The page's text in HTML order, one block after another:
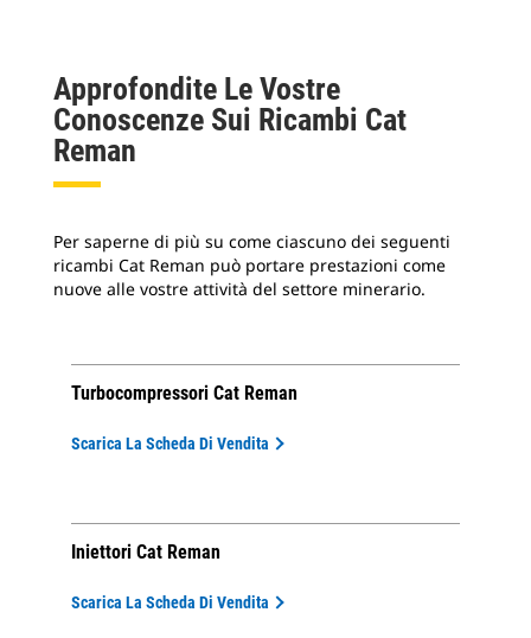
Approfondite Le Vostre
Conoscenze Sui Ricambi Cat
Reman
Per saperne di più su come ciascuno dei seguenti
ricambi Cat Reman può portare prestazioni come
nuove alle vostre attività del settore minerario.
Turbocompressori Cat Reman
Scarica La Scheda Di Vendita
Iniettori Cat Reman
Scarica La Scheda Di Vendita